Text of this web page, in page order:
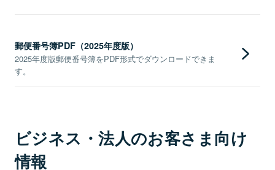
郵便番号簿PDF（2025年度版）
2025年度版郵便番号簿をPDF形式でダウンロードできま
す。
ビジネス・法人のお客さま向け
情報